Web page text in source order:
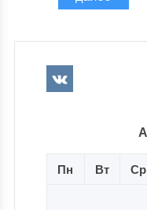
Пн Вт Ср